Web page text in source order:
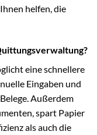
helfen, die
eine schnellere
Eingaben und
Außerdem
spart Papier
als auch die